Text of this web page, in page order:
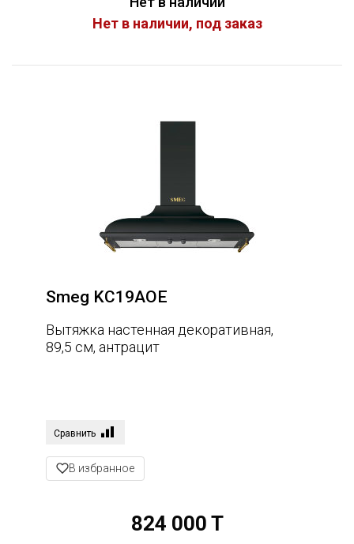
Нет в наличии, под заказ
Smeg KC19AOE
Вытяжка настенная декоративная,
89,5 см, антрацит
Сравнить
В избранное
824 000 T